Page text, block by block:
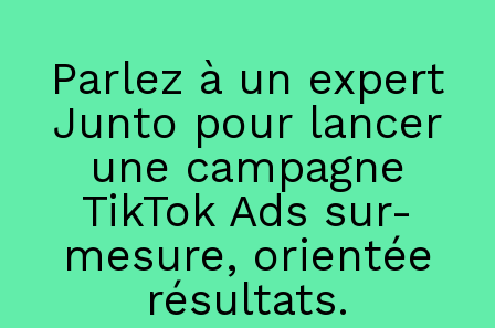
Parlez à un expert
Junto pour lancer
une campagne
TikTok Ads sur-
mesure, orientée
résultats.